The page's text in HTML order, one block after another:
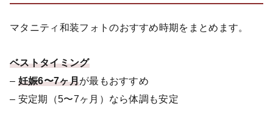
マタニティ和装フォトのおすすめ時期をまとめます。
ベストタイミング
– 妊娠6〜7ヶ月が最もおすすめ
– 安定期（5〜7ヶ月）なら体調も安定